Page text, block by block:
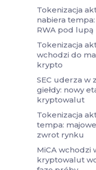
Tokenizacja
nabiera
RWA pod lupą
Tokenizacja
wchodzi do
krypto
SEC uderza w
giełdy: nowy
kryptowalut
Tokenizacja
tempa:
zwrot rynku
MiCA wchodzi
kryptowalut